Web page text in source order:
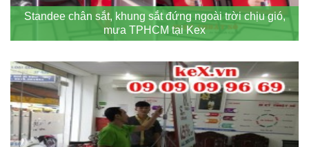
Standee chân sắt, khung sắt đứng ngoài trời chịu gió,
mưa TPHCM tại Kex